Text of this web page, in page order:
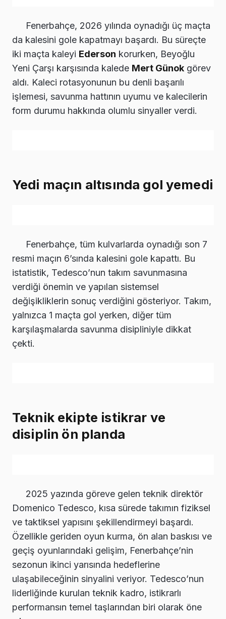
Fenerbahçe, 2026 yılında oynadığı üç maçta
da kalesini gole kapatmayı başardı. Bu süreçte
iki maçta kaleyi Ederson korurken, Beyoğlu
Yeni Çarşı karşısında kalede Mert Günok görev
aldı. Kaleci rotasyonunun bu denli başarılı
işlemesi, savunma hattının uyumu ve kalecilerin
form durumu hakkında olumlu sinyaller verdi.
Yedi maçın altısında gol yemedi
Fenerbahçe, tüm kulvarlarda oynadığı son 7
resmi maçın 6’sında kalesini gole kapattı. Bu
istatistik, Tedesco’nun takım savunmasına
verdiği önemin ve yapılan sistemsel
değişikliklerin sonuç verdiğini gösteriyor. Takım,
yalnızca 1 maçta gol yerken, diğer tüm
karşılaşmalarda savunma disipliniyle dikkat
çekti.
Teknik ekipte istikrar ve
disiplin ön planda
2025 yazında göreve gelen teknik direktör
Domenico Tedesco, kısa sürede takımın fiziksel
ve taktiksel yapısını şekillendirmeyi başardı.
Özellikle geriden oyun kurma, ön alan baskısı ve
geçiş oyunlarındaki gelişim, Fenerbahçe’nin
sezonun ikinci yarısında hedeflerine
ulaşabileceğinin sinyalini veriyor. Tedesco’nun
liderliğinde kurulan teknik kadro, istikrarlı
performansın temel taşlarından biri olarak öne